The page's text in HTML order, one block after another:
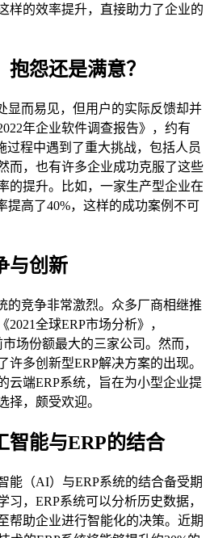
样的效率提升，直接助力了企业的
怨还是满意？
显而易见，但用户的实际反馈却并
年企业软件调查报告》，约有
过程中遇到了重大挑战，包括人员
而，也有许多企业成功克服了这些
的提升。比如，一家生产型企业在
提高了40%，这样的成功案例不可
与创新
的竞争非常激烈。众多厂商相继推
全球ERP市场分析》，
场份额最大的三家公司。然而，
多创新型ERP解决方案的出现。
云端ERP系统，旨在为小型企业提
择，颇受欢迎。
智能与ERP的结合
能（AI）与ERP系统的结合备受期
，ERP系统可以分析历史数据，
帮助企业进行智能化的决策。近期